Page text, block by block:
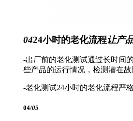
0424小时的老化流程让产
-出厂前的老化测试通过长时间
些产品的运行情况，检测潜在故
-老化测试24小时的老化流程严
04/05